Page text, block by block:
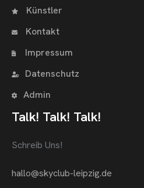
Künstler
Kontakt
Impressum
Datenschutz
Admin
Talk! Talk! Talk!
Schreib Uns!
hallo@skyclub-leipzig.de